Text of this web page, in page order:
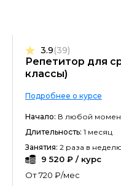
Репетитор для
классы)
3.9(39)
Подробнее о курсе
Начало: В любой
Длительность: 1 месяц
Занятия: 2 раза в
9 520 ₽ / курс
От 720 ₽/мес